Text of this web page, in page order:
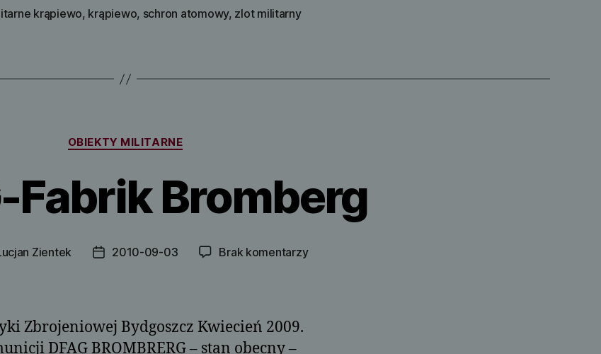
krąpiewo, krąpiewo, schron atomowy, zlot militarny
Kategorie
OBIEKTY MILITARNE
Fabrik Bromberg
Zientek
Data2010-09-03 Brak komentarzydo
Zbrojeniowej Bydgoszcz Kwiecień 2009.
DFAG BROMBRERG – stan obecny –